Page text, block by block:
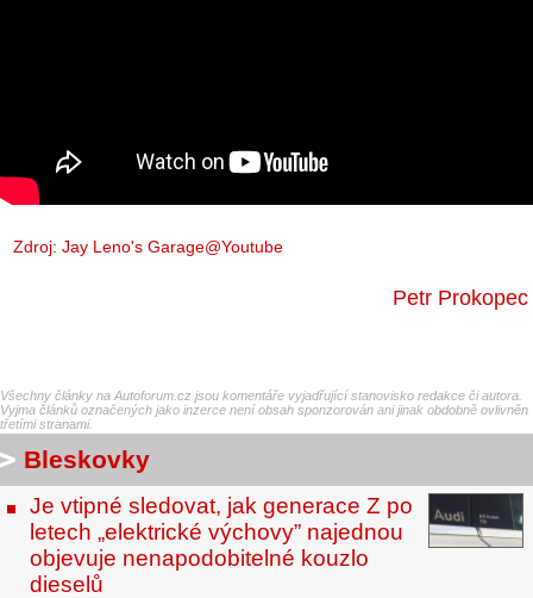
Zdroj: Jay Leno's Garage@Youtube
Petr Prokopec
Všechny články na Autoforum.cz jsou komentáře vyjadřující stanovisko redakce či autora.
Vyjma článků označených jako inzerce není obsah sponzorován ani jinak obdobně ovlivněn
třetími stranami.
Bleskovky
Je vtipné sledovat, jak generace Z po
letech „elektrické výchovy” najednou
objevuje nenapodobitelné kouzlo
dieselů